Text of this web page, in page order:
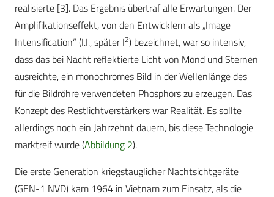
realisierte [3]. Das Ergebnis übertraf alle Erwartungen. Der
Amplifikationseffekt, von den Entwicklern als „Image
Intensification“ (I.I., später I2) bezeichnet, war so intensiv,
dass das bei Nacht reflektierte Licht von Mond und Sternen
ausreichte, ein monochromes Bild in der Wellenlänge des
für die Bildröhre verwendeten Phosphors zu erzeugen. Das
Konzept des Restlichtverstärkers war Realität. Es sollte
allerdings noch ein Jahrzehnt dauern, bis diese Technologie
marktreif wurde (Abbildung 2).
Die erste Generation kriegstauglicher Nachtsichtgeräte
(GEN-1 NVD) kam 1964 in Vietnam zum Einsatz, als die